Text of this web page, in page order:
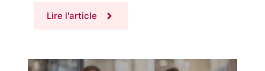
Lire l'article